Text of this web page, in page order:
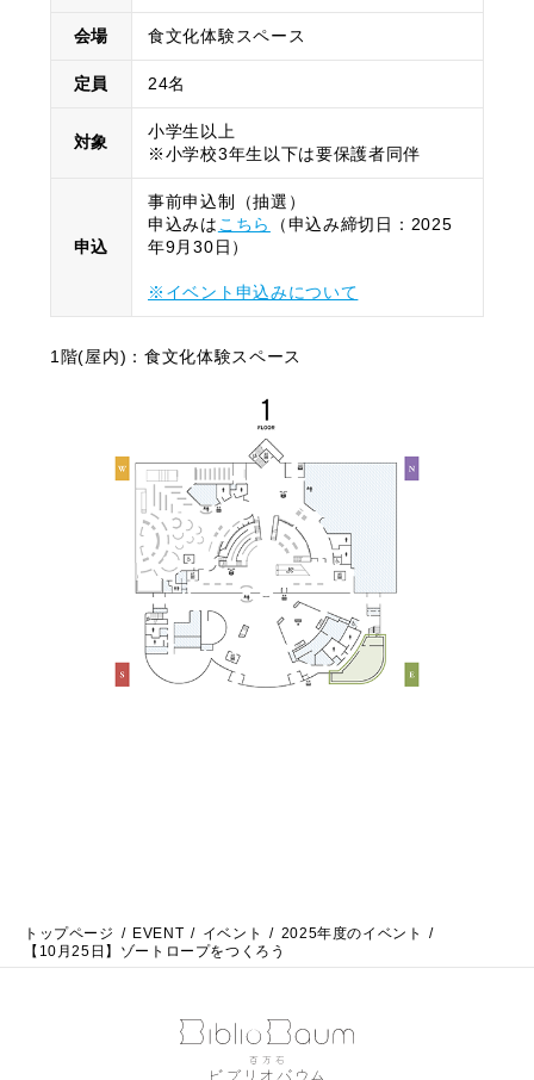
会場 食文化体験スペース
定員 24名
対象
小学生以上
※小学校3年生以下は要保護者同伴
申込
事前申込制（抽選）
申込みはこちら
（申込み締切日：2025
年9月30日）
※イベント申込みについて
1階(屋内)：食文化体験スペース
トップページ EVENT イベント
2025年度のイベント
【10月25日】ゾートロープをつくろう